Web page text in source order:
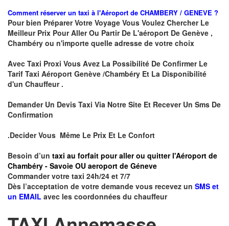
Comment réserver un taxi à l'Aéroport de CHAMBERY / GENEVE ?
Pour bien Préparer Votre Voyage Vous Voulez Chercher Le
Meilleur Prix Pour Aller Ou Partir De L'aéroport De Genève ,
Chambéry ou n'importe quelle adresse de votre choix
Avec Taxi Proxi Vous Avez La Possibilité De Confirmer Le
Tarif Taxi Aéroport Genève /Chambéry Et La Disponibilité
d'un Chauffeur .
Demander Un Devis Taxi Via Notre Site Et Recever Un Sms De
Confirmation
.Decider Vous Même Le Prix Et Le Confort
Besoin d’un taxi au forfait pour aller ou quitter l'Aéroport de
Chambéry - Savoie OU aeroport de Géneve
Commander votre taxi 24h/24 et 7/7
Dès l’acceptation de votre demande vous recevez un SMS et
un EMAIL avec les coordonnées du chauffeur